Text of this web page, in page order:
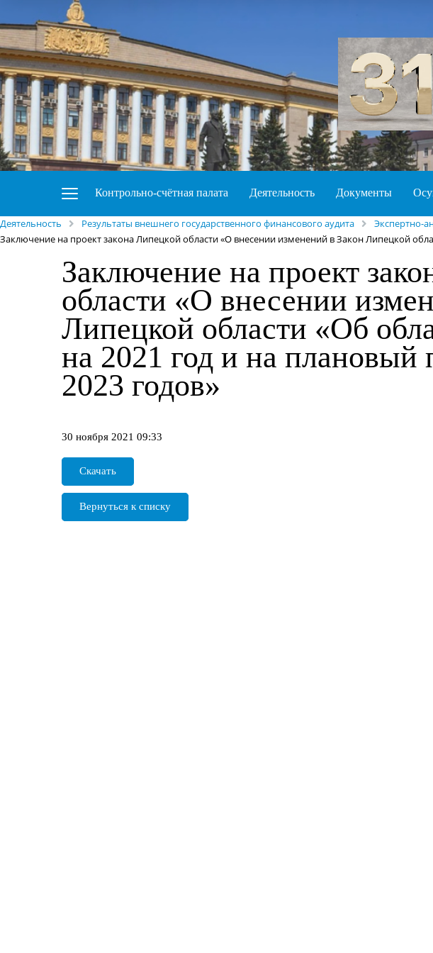
Контрольно-счётная палата Деятельность Документы
Деятельность Результаты внешнего государственного финансового аудита
Экспертно-
Заключение на проект закона Липецкой области «О внесении изменений в Закон Липецкой
Заключение на проект
области «О внесении
Липецкой области «Об
на 2021 год и на плановый
2023 годов»
30 ноября 2021 09:33
Скачать
Вернуться к списку